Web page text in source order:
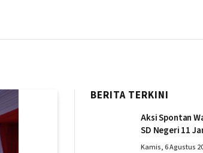
BERITA TERKINI
Aksi Spontan
SD Negeri 11
dan Dorong
Kamis, 6 Agustus